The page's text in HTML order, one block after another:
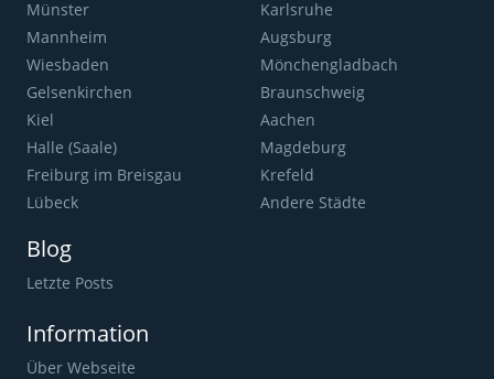
Münster
Karlsruhe
Mannheim
Augsburg
Wiesbaden
Mönchengladbach
Gelsenkirchen
Braunschweig
Kiel
Aachen
Halle (Saale)
Magdeburg
Freiburg im Breisgau
Krefeld
Lübeck
Andere Städte
Blog
Letzte Posts
Information
Über Webseite